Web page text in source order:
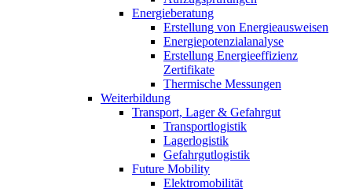
Energieberatung
Erstellung von Energieausweisen
Energiepotenzialanalyse
Erstellung Energieeffizienz
Zertifikate
Thermische Messungen
Weiterbildung
Transport, Lager & Gefahrgut
Transportlogistik
Lagerlogistik
Gefahrgutlogistik
Future Mobility
Elektromobilität